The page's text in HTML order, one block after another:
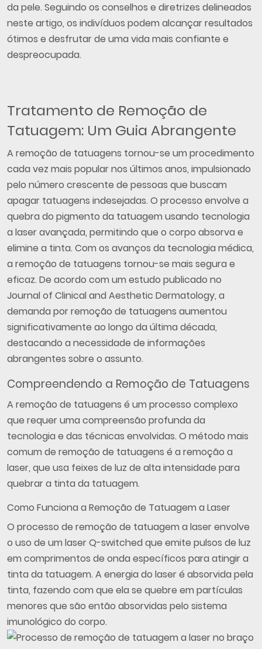
da pele. Seguindo os conselhos e diretrizes delineados
neste artigo, os indivíduos podem alcançar resultados
ótimos e desfrutar de uma vida mais confiante e
despreocupada.
Tratamento de Remoção de
Tatuagem: Um Guia Abrangente
A remoção de tatuagens tornou-se um procedimento
cada vez mais popular nos últimos anos, impulsionado
pelo número crescente de pessoas que buscam
apagar tatuagens indesejadas. O processo envolve a
quebra do pigmento da tatuagem usando tecnologia
a laser avançada, permitindo que o corpo absorva e
elimine a tinta. Com os avanços da tecnologia médica,
a remoção de tatuagens tornou-se mais segura e
eficaz. De acordo com um estudo publicado no
Journal of Clinical and Aesthetic Dermatology, a
demanda por remoção de tatuagens aumentou
significativamente ao longo da última década,
destacando a necessidade de informações
abrangentes sobre o assunto.
Compreendendo a Remoção de Tatuagens
A remoção de tatuagens é um processo complexo
que requer uma compreensão profunda da
tecnologia e das técnicas envolvidas. O método mais
comum de remoção de tatuagens é a remoção a
laser, que usa feixes de luz de alta intensidade para
quebrar a tinta da tatuagem.
Como Funciona a Remoção de Tatuagem a Laser
O processo de remoção de tatuagem a laser envolve
o uso de um laser Q-switched que emite pulsos de luz
em comprimentos de onda específicos para atingir a
tinta da tatuagem. A energia do laser é absorvida pela
tinta, fazendo com que ela se quebre em partículas
menores que são então absorvidas pelo sistema
imunológico do corpo.